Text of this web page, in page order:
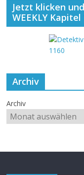
Jetzt klicken
WEEKLY Kapitel
Archiv
Archiv